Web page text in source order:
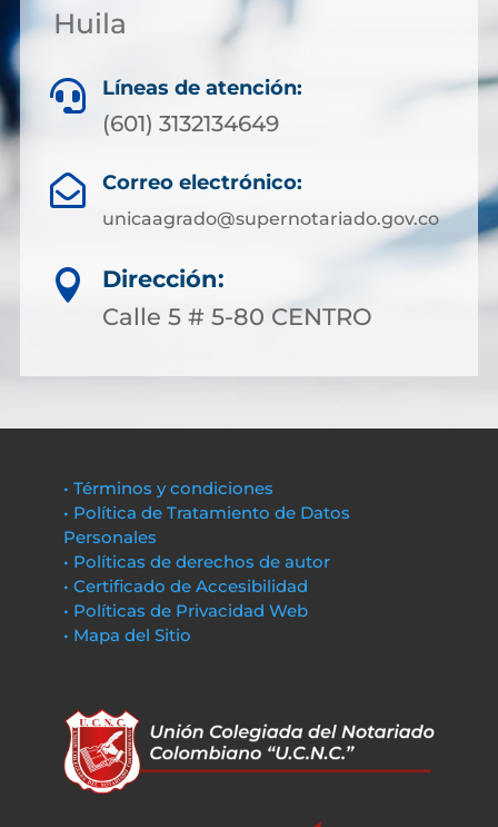
Huila
 Líneas de atención:
(601) 3132134649
 Correo electrónico:
unicaagrado@supernotariado.gov.co

Dirección:
Calle 5 # 5-80 CENTRO
• Términos y condiciones
• Política de Tratamiento de Datos
Personales
• Políticas de derechos de autor
• Certificado de Accesibilidad
• Políticas de Privacidad Web
• Mapa del Sitio